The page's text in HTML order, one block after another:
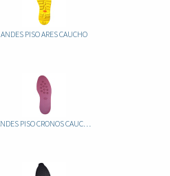
ANDES PISO ARES CAUCHO
ANDES PISO CRONOS CAUCHO